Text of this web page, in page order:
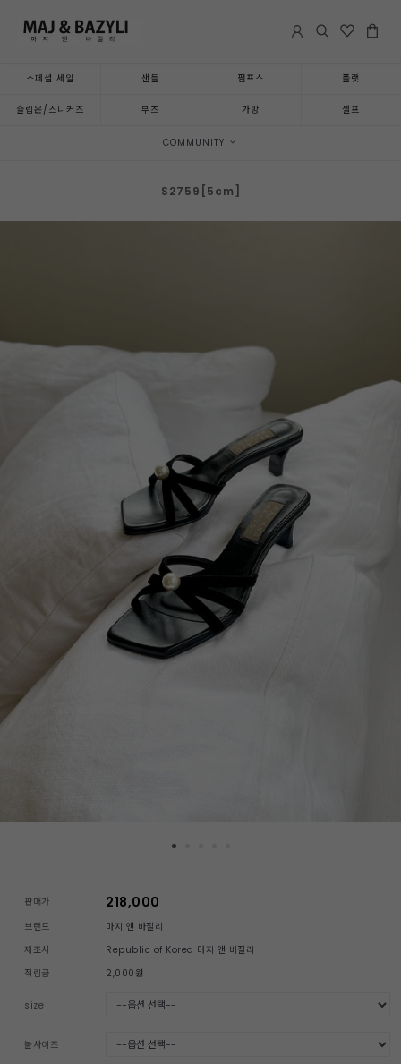
스페셜 세일 샌들 펌프스 플랫
슬립온/스니커즈 부츠 가방 셀프
COMMUNITY
S2759[5cm]
판매가 218,000
브랜드
마지 앤 바질리
제조사
Republic of Korea 마지 앤 바질리
적립금
2,000원
size
볼사이즈